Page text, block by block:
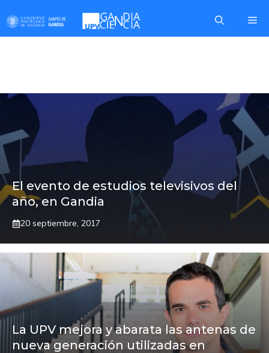
contenido
El evento de estudios televisivos del
año, en Gandia
20 septiembre, 2017
La UPV mejora y abarata las antenas de
nueva generación utilizadas en